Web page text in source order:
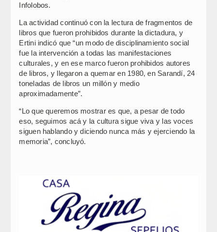
Infolobos.
La actividad continuó con la lectura de fragmentos de
libros que fueron prohibidos durante la dictadura, y
Ertini indicó que “un modo de disciplinamiento social
fue la intervención a todas las manifestaciones
culturales, y en ese marco fueron prohibidos autores
de libros, y llegaron a quemar en 1980, en Sarandí, 24
toneladas de libros un millón y medio
aproximadamente”.
“Lo que queremos mostrar es que, a pesar de todo
eso, seguimos acá y la cultura sigue viva y las voces
siguen hablando y diciendo nunca más y ejerciendo la
memoria”, concluyó.